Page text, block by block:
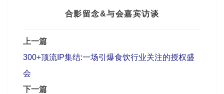
合影留念&与会嘉宾访谈
上一篇
300+顶流IP集结:一场引爆食饮行业关注的授权盛
会
下一篇